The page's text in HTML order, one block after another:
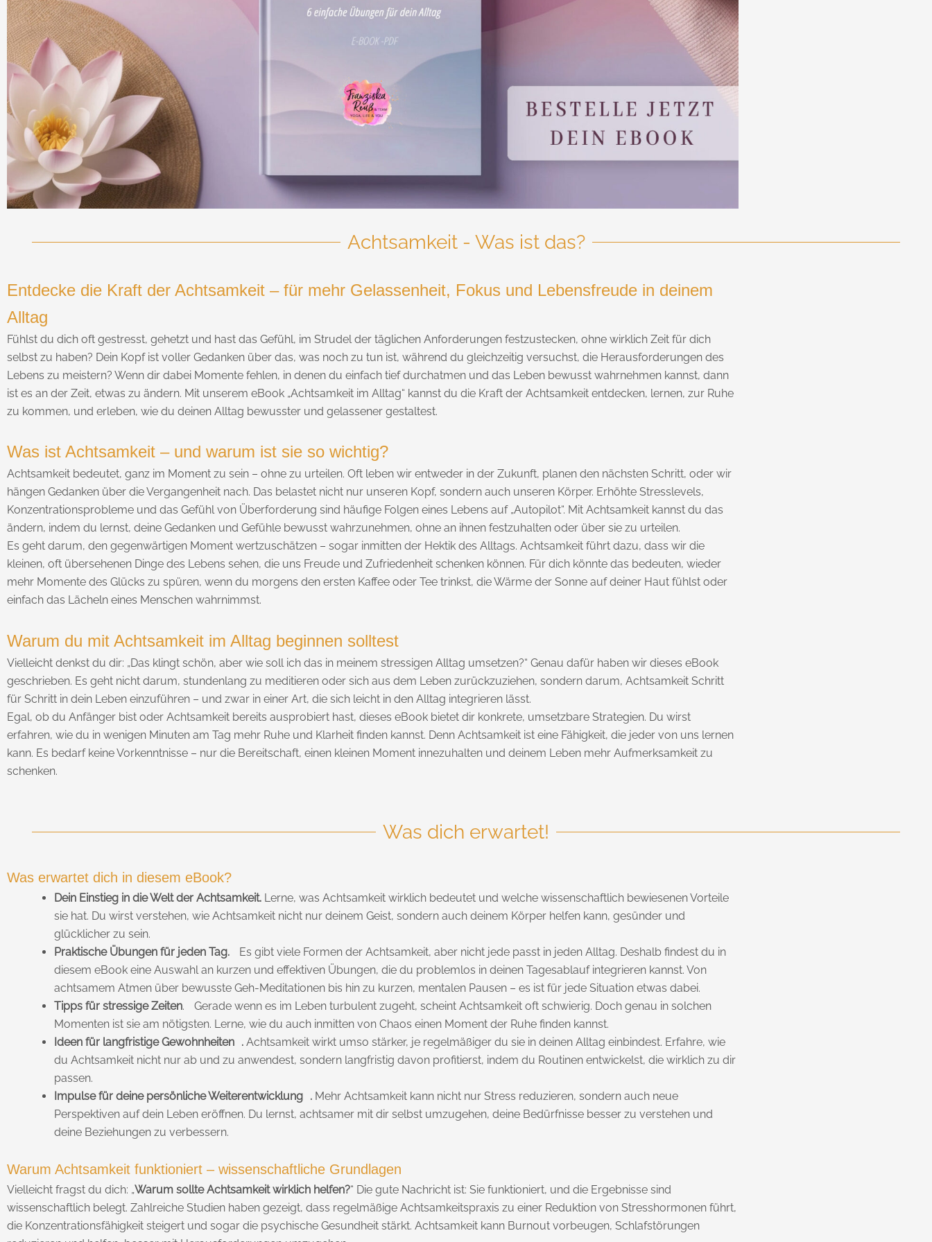
Achtsamkeit - Was ist das?
Entdecke die Kraft der Achtsamkeit – für mehr Gelassenheit, Fokus und Lebensfreude in deinem
Alltag
Fühlst du dich oft gestresst, gehetzt und hast das Gefühl, im Strudel der täglichen Anforderungen festzustecken, ohne wirklich Zeit für dich
selbst zu haben? Dein Kopf ist voller Gedanken über das, was noch zu tun ist, während du gleichzeitig versuchst, die Herausforderungen des
Lebens zu meistern? Wenn dir dabei Momente fehlen, in denen du einfach tief durchatmen und das Leben bewusst wahrnehmen kannst, dann
ist es an der Zeit, etwas zu ändern. Mit unserem eBook „Achtsamkeit im Alltag“ kannst du die Kraft der Achtsamkeit entdecken, lernen, zur Ruhe
zu kommen, und erleben, wie du deinen Alltag bewusster und gelassener gestaltest.
Was ist Achtsamkeit – und warum ist sie so wichtig?
Achtsamkeit bedeutet, ganz im Moment zu sein – ohne zu urteilen. Oft leben wir entweder in der Zukunft, planen den nächsten Schritt, oder wir
hängen Gedanken über die Vergangenheit nach. Das belastet nicht nur unseren Kopf, sondern auch unseren Körper. Erhöhte Stresslevels,
Konzentrationsprobleme und das Gefühl von Überforderung sind häufige Folgen eines Lebens auf „Autopilot“. Mit Achtsamkeit kannst du das
ändern, indem du lernst, deine Gedanken und Gefühle bewusst wahrzunehmen, ohne an ihnen festzuhalten oder über sie zu urteilen.
Es geht darum, den gegenwärtigen Moment wertzuschätzen – sogar inmitten der Hektik des Alltags. Achtsamkeit führt dazu, dass wir die
kleinen, oft übersehenen Dinge des Lebens sehen, die uns Freude und Zufriedenheit schenken können. Für dich könnte das bedeuten, wieder
mehr Momente des Glücks zu spüren, wenn du morgens den ersten Kaffee oder Tee trinkst, die Wärme der Sonne auf deiner Haut fühlst oder
einfach das Lächeln eines Menschen wahrnimmst.
Warum du mit Achtsamkeit im Alltag beginnen solltest
Vielleicht denkst du dir: „Das klingt schön, aber wie soll ich das in meinem stressigen Alltag umsetzen?“ Genau dafür haben wir dieses eBook
geschrieben. Es geht nicht darum, stundenlang zu meditieren oder sich aus dem Leben zurückzuziehen, sondern darum, Achtsamkeit Schritt
für Schritt in dein Leben einzuführen – und zwar in einer Art, die sich leicht in den Alltag integrieren lässt.
Egal, ob du Anfänger bist oder Achtsamkeit bereits ausprobiert hast, dieses eBook bietet dir konkrete, umsetzbare Strategien. Du wirst
erfahren, wie du in wenigen Minuten am Tag mehr Ruhe und Klarheit finden kannst. Denn Achtsamkeit ist eine Fähigkeit, die jeder von uns lernen
kann. Es bedarf keine Vorkenntnisse – nur die Bereitschaft, einen kleinen Moment innezuhalten und deinem Leben mehr Aufmerksamkeit zu
schenken.
Was dich erwartet!
Was erwartet dich in diesem eBook?
Dein Einstieg in die Welt der Achtsamkeit. Lerne, was Achtsamkeit wirklich bedeutet und welche wissenschaftlich bewiesenen Vorteile
sie hat. Du wirst verstehen, wie Achtsamkeit nicht nur deinem Geist, sondern auch deinem Körper helfen kann, gesünder und
glücklicher zu sein.
Praktische Übungen für jeden Tag. Es gibt viele Formen der Achtsamkeit, aber nicht jede passt in jeden Alltag. Deshalb findest du in
diesem eBook eine Auswahl an kurzen und effektiven Übungen, die du problemlos in deinen Tagesablauf integrieren kannst. Von
achtsamem Atmen über bewusste Geh-Meditationen bis hin zu kurzen, mentalen Pausen – es ist für jede Situation etwas dabei.
Tipps für stressige Zeiten. Gerade wenn es im Leben turbulent zugeht, scheint Achtsamkeit oft schwierig. Doch genau in solchen
Momenten ist sie am nötigsten. Lerne, wie du auch inmitten von Chaos einen Moment der Ruhe finden kannst.
Ideen für langfristige Gewohnheiten . Achtsamkeit wirkt umso stärker, je regelmäßiger du sie in deinen Alltag einbindest. Erfahre, wie
du Achtsamkeit nicht nur ab und zu anwendest, sondern langfristig davon profitierst, indem du Routinen entwickelst, die wirklich zu dir
passen.
Impulse für deine persönliche Weiterentwicklung . Mehr Achtsamkeit kann nicht nur Stress reduzieren, sondern auch neue
Perspektiven auf dein Leben eröffnen. Du lernst, achtsamer mit dir selbst umzugehen, deine Bedürfnisse besser zu verstehen und
deine Beziehungen zu verbessern.
Warum Achtsamkeit funktioniert – wissenschaftliche Grundlagen
Vielleicht fragst du dich: „Warum sollte Achtsamkeit wirklich helfen?“ Die gute Nachricht ist: Sie funktioniert, und die Ergebnisse sind
wissenschaftlich belegt. Zahlreiche Studien haben gezeigt, dass regelmäßige Achtsamkeitspraxis zu einer Reduktion von Stresshormonen führt,
die Konzentrationsfähigkeit steigert und sogar die psychische Gesundheit stärkt. Achtsamkeit kann Burnout vorbeugen, Schlafstörungen